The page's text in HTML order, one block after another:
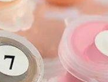
Ürünler